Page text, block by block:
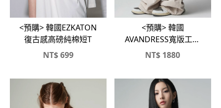
<預購> 韓國EZKATON
復古感高磅純棉短T
NT$699
<預購> 韓國
AVANDRESS寬版工裝
褲
NT$ 1880